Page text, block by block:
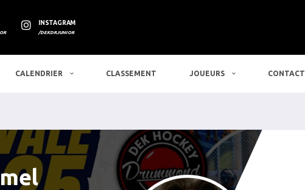
INSTAGRAM
/DEKDRJUNIOR
CALENDRIER CLASSEMENT JOUEURS CONTACT